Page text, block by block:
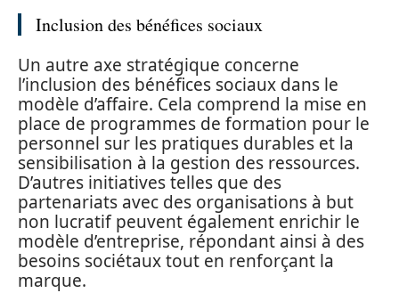
Inclusion des bénéfices sociaux
Un autre axe stratégique concerne
l’inclusion des bénéfices sociaux dans le
modèle d’affaire. Cela comprend la mise en
place de programmes de formation pour le
personnel sur les pratiques durables et la
sensibilisation à la gestion des ressources.
D’autres initiatives telles que des
partenariats avec des organisations à but
non lucratif peuvent également enrichir le
modèle d’entreprise, répondant ainsi à des
besoins sociétaux tout en renforçant la
marque.